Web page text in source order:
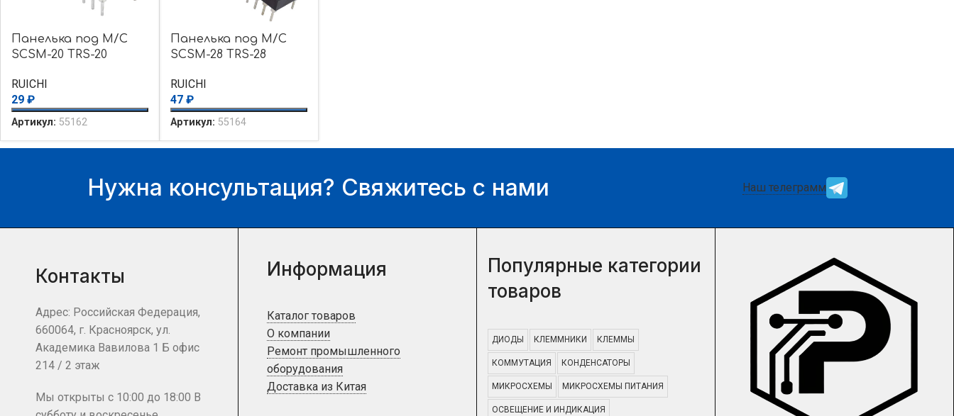
Панелька под М/С
SCSM-20 TRS-20
RUICHI
29 ₽
Артикул: 55162
Панелька под М/С
SCSM-28 TRS-28
RUICHI
47 ₽
Артикул: 55164
Нужна консультация? Свяжитесь с нами Наш телеграмм
Контакты
Адрес: Российская Федерация,
660064, г. Красноярск, ул.
Академика Вавилова 1 Б офис
214 / 2 этаж
Мы открыты с 10:00 до 18:00 В
Информация
Каталог товаров
О компании
Ремонт промышленного
оборудования
Доставка из Китая
Популярные категории
товаров
ДИОДЫ КЛЕММНИКИ КЛЕММЫ
КОММУТАЦИЯ КОНДЕНСАТОРЫ
МИКРОСХЕМЫ МИКРОСХЕМЫ ПИТАНИЯ
ОСВЕЩЕНИЕ И ИНДИКАЦИЯ